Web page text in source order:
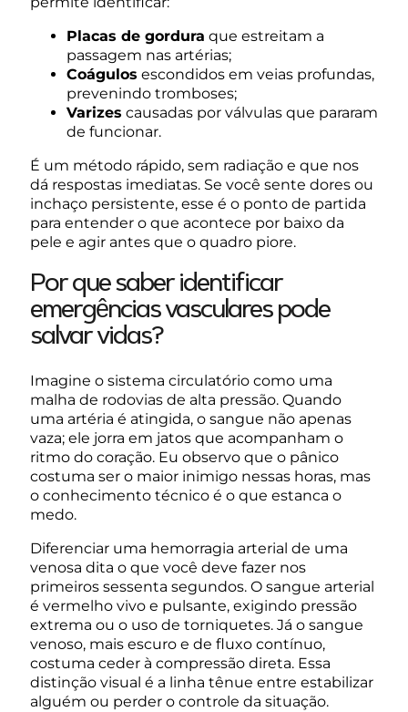
Placas de gordura que estreitam a
passagem nas artérias;
Coágulos escondidos em veias profundas,
prevenindo tromboses;
Varizes causadas por válvulas que pararam
de funcionar.
É um método rápido, sem radiação e que nos
dá respostas imediatas. Se você sente dores ou
inchaço persistente, esse é o ponto de partida
para entender o que acontece por baixo da
pele e agir antes que o quadro piore.
Por que saber identificar
emergências vasculares pode
salvar vidas?
Imagine o sistema circulatório como uma
malha de rodovias de alta pressão. Quando
uma artéria é atingida, o sangue não apenas
vaza; ele jorra em jatos que acompanham o
ritmo do coração. Eu observo que o pânico
costuma ser o maior inimigo nessas horas, mas
o conhecimento técnico é o que estanca o
medo.
Diferenciar uma hemorragia arterial de uma
venosa dita o que você deve fazer nos
primeiros sessenta segundos. O sangue arterial
é vermelho vivo e pulsante, exigindo pressão
extrema ou o uso de torniquetes. Já o sangue
venoso, mais escuro e de fluxo contínuo,
costuma ceder à compressão direta. Essa
distinção visual é a linha tênue entre estabilizar
alguém ou perder o controle da situação.